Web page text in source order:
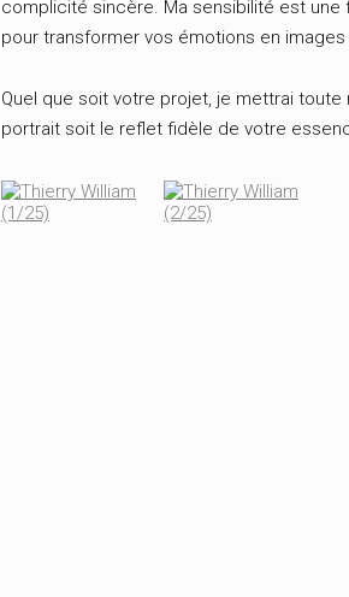
complicité sincère. Ma sensibilité est
pour transformer vos émotions en
Quel que soit votre projet, je mettrai
portrait soit le reflet fidèle de votre